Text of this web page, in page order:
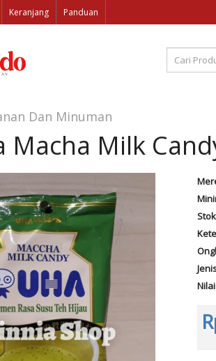
Keranjang Panduan
Dan Minuman
Macha Milk
Nilai